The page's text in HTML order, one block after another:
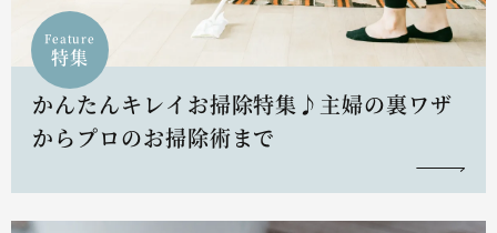
Feature
特集
かんたんキレイお掃除特集♪主婦の裏ワザ
からプロのお掃除術まで